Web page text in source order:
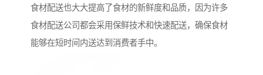
食材配送也大大提高了食材的新鲜度和品质，因为许多
食材配送公司都会采用保鲜技术和快速配送，确保食材
能够在短时间内送达到消费者手中。